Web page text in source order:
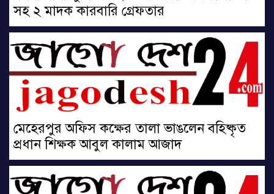
সহ ২ মাদক কারবারি গ্রেফতার
মেহেরপুর অফিস কক্ষের তালা ভাঙলেন বহিষ্কৃত
প্রধান শিক্ষক আবুল কালাম আজাদ